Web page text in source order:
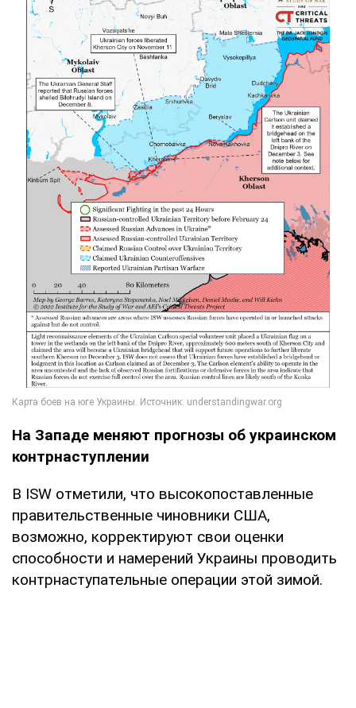
На Западе меняют прогнозы об украинском
контрнаступлении
В ISW отметили, что высокопоставленные
правительственные чиновники США,
возможно, корректируют свои оценки
способности и намерений Украины проводить
контрнаступательные операции этой зимой.